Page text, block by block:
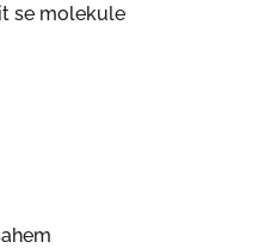
se molekule